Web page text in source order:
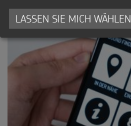
LASSEN SIE MICH WÄHLEN